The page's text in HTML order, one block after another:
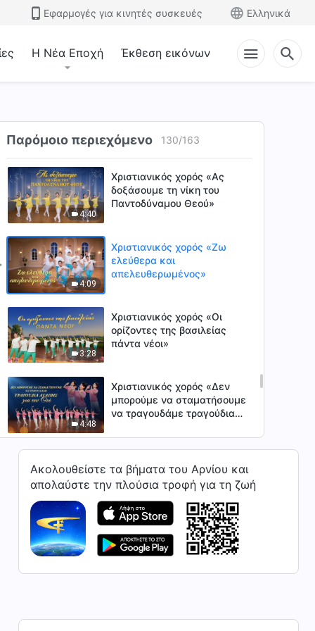
Εφαρμογές για κινητές συσκευές Ελληνικά
Η Νέα Εποχή Έκθεση εικόνων
Παρόμοιο περιεχόμενο 130/163
μεγαλύτερη ευτυχία
βρίσκεται στο ν' αγαπά
4:44
δούμε ποιος καταθέτει καλή
μαρτυρία για τον Θεό»
4:40
Χριστιανικός χορός «Ας
δοξάσουμε τη νίκη του
Παντοδύναμου Θεού»
4:09
Χριστιανικός χορός «Ζω
ελεύθερα και
απελευθερωμένος»
3:28
Χριστιανικός χορός «Οι
ορίζοντες της βασιλείας
πάντα νέοι»
4:48
Χριστιανικός χορός «Δεν
μπορούμε να σταματήσουμε
να τραγουδάμε τραγούδια
είναι στην καρδιά μου»
Χριστιανικός χορός «Η
βασιλεία του Χριστού έχει
πραγματοποιηθεί»
γη»
Ακολουθείστε τα βήματα του Αρνίου και
απολαύστε την πλούσια τροφή για τη ζωή